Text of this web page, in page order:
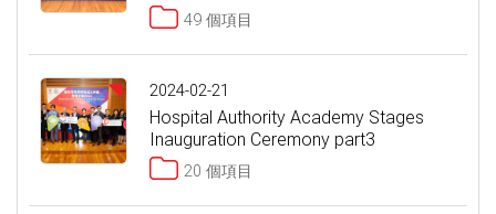
49 個項目
2024-02-21
Hospital Authority Academy Stages
Inauguration Ceremony part3
20 個項目